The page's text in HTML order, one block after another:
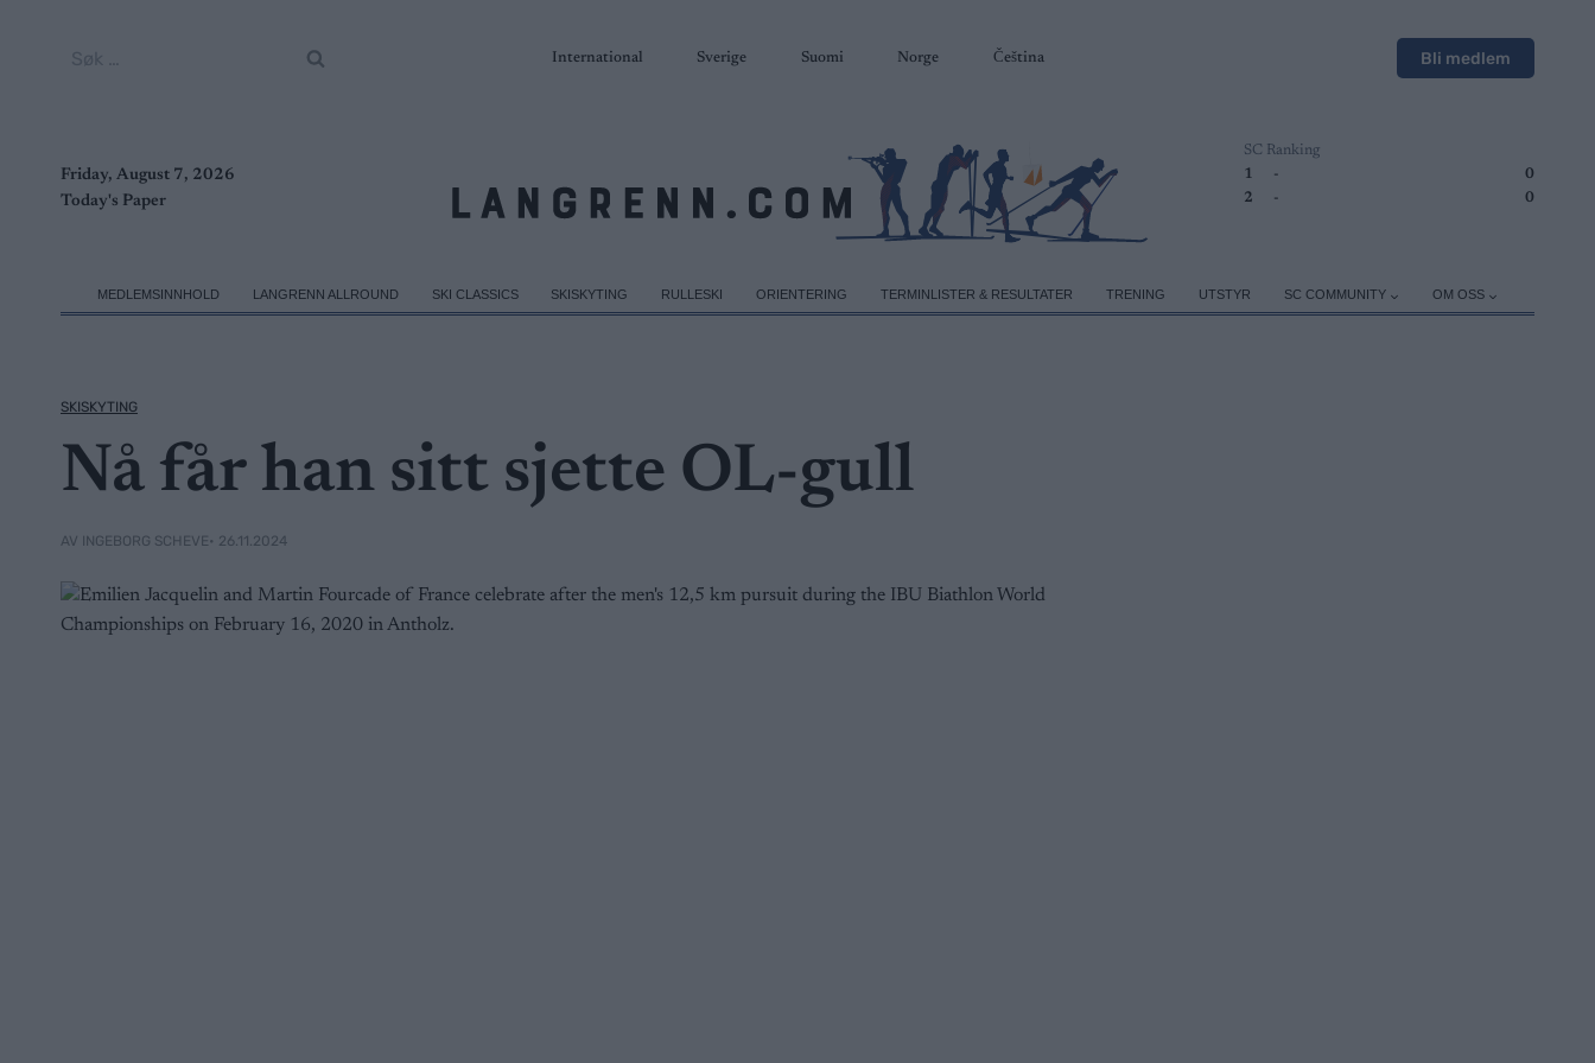
International Sverige Suomi Norge Čeština Bli medlem
Friday, August 7, 2026
Today's Paper
SC Ranking
1
-
0
2
- 0
MEDLEMSINNHOLD LANGRENN ALLROUND SKI CLASSICS SKISKYTING RULLESKI ORIENTERING TERMINLISTER & RESULTATER TRENING UTSTYR SC COMMUNITY OM OSS
SKISKYTING
Nå får han sitt sjette OL-gull
AV INGEBORG SCHEVE• 26.11.2024